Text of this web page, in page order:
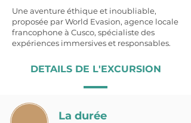
Une aventure éthique et inoubliable,
proposée par World Evasion, agence locale
francophone à Cusco, spécialiste des
expériences immersives et responsables.
DETAILS DE L'EXCURSION
La durée